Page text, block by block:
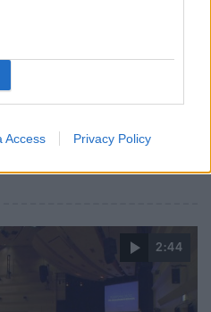
Access Privacy Policy
többsége szerint
helyzete miatt
2:44